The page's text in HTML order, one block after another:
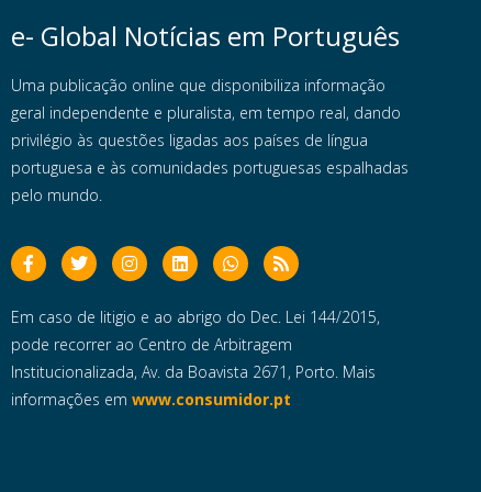
e- Global Notícias em Português
Uma publicação online que disponibiliza informação
geral independente e pluralista, em tempo real, dando
privilégio às questões ligadas aos países de língua
portuguesa e às comunidades portuguesas espalhadas
pelo mundo.
Em caso de litigio e ao abrigo do Dec. Lei 144/2015,
pode recorrer ao Centro de Arbitragem
Institucionalizada, Av. da Boavista 2671, Porto. Mais
informações em www.consumidor.pt